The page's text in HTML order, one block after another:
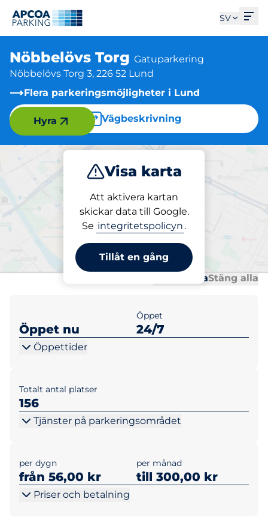
SV
Nöbbelövs Torg Gatuparkering
Nöbbelövs Torg 3, 226 52 Lund
Flera parkeringsmöjligheter i Lund
Vägbeskrivning
Visa karta
Att aktivera kartan
skickar data till Google.
Se integritetspolicyn .
Tillåt en gång
Hyra
Parkera
Parkering på plats
Nöbbelövs Torg
Öppna allaStäng alla
Öppet nu
Öppet
24/7
Öppettider
Totalt antal platser
156
Tjänster på parkeringsområdet
per dygn
från 56,00 kr
per månad
till 300,00 kr
Priser och betalning